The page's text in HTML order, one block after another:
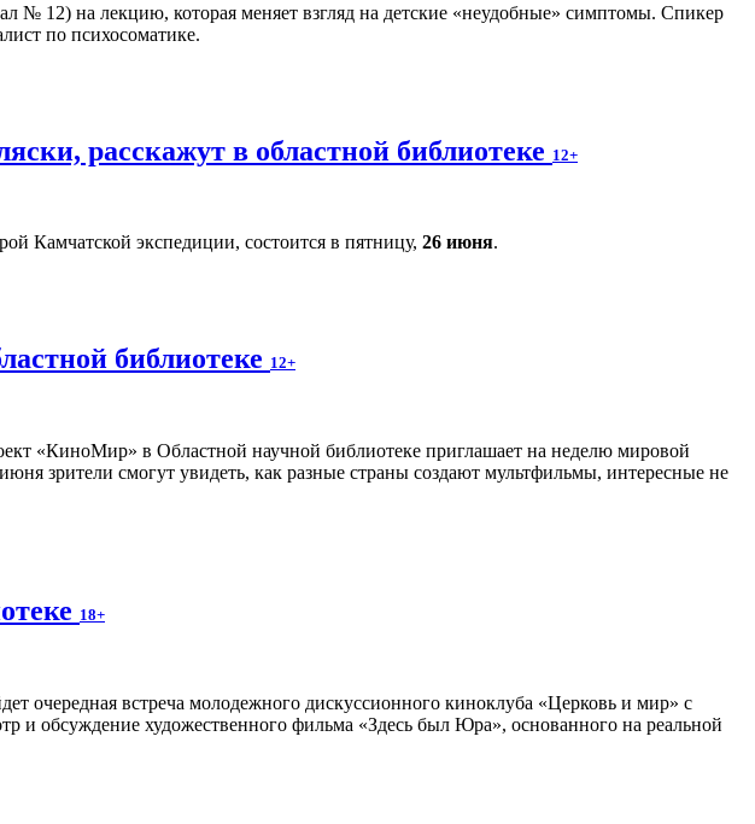
№ 12) на лекцию, которая меняет взгляд на детские «неудобные» симптомы. Спикер
по психосоматике.
расскажут в областной библиотеке 12+
Камчатской экспедиции, состоится в пятницу, 26 июня.
библиотеке 12+
«КиноМир» в Областной научной библиотеке приглашает на неделю мировой
зрители смогут увидеть, как разные страны создают мультфильмы, интересные не
18+
очередная встреча молодежного дискуссионного киноклуба «Церковь и мир» с
и обсуждение художественного фильма «Здесь был Юра», основанного на реальной